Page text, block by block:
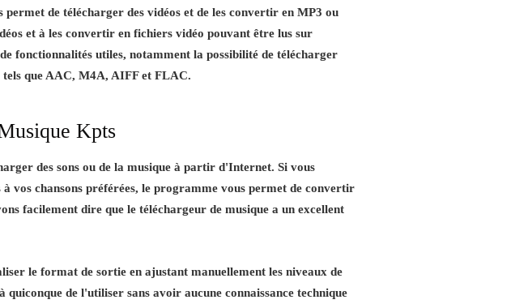
de télécharger des vidéos et de les convertir en MP3 ou
et à les convertir en fichiers vidéo pouvant être lus sur
fonctionnalités utiles, notamment la possibilité de télécharger
que AAC, M4A, AIFF et FLAC.
Kpts
des sons ou de la musique à partir d'Internet. Si vous
vos chansons préférées, le programme vous permet de convertir
facilement dire que le téléchargeur de musique a un excellent
le format de sortie en ajustant manuellement les niveaux de
de l'utiliser sans avoir aucune connaissance technique